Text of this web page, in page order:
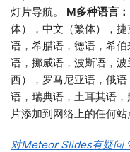
灯片导航。 M多种语言：
体），中文（繁体），
语，希腊语，德语，希
语，挪威语，波斯语，
西），罗马尼亚语，俄
语，瑞典语，土耳其语，
片添加到网络上的任何站
对Meteor Slides有疑问